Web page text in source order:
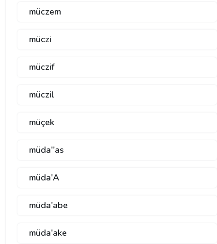
müczem
müczi
müczif
müczil
müçek
müda''as
müda'A
müda'abe
müda'ake